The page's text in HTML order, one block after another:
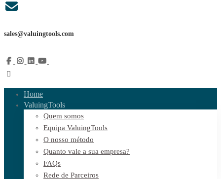
sales@valuingtools.com
Home
ValuingTools
Quem somos
Equipa ValuingTools
O nosso método
Quanto vale a sua empresa?
FAQs
Rede de Parceiros